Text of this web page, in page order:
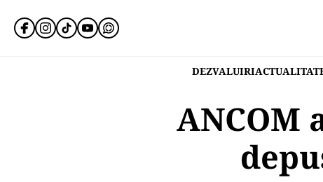
DEZVALUIRI